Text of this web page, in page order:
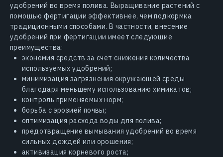
удобрений во время полива. Выращивание растений с
помощью фертигации эффективнее, чем подкормка
традиционными способами. В частности, внесение
удобрений при фертигации имеет следующие
преимущества:
экономия средств за счет снижения количества
используемых удобрений;
минимизация загрязнения окружающей среды
благодаря меньшему использованию химикатов;
контроль применяемых норм;
борьба с эрозией почвы;
оптимизация расхода воды для полива;
предотвращение вымывания удобрений во время
сильных дождей или орошения;
активизация корневого роста;